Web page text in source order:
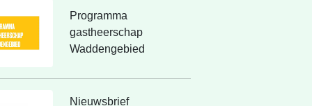
Programma
gastheerschap
Waddengebied
Nieuwsbrief